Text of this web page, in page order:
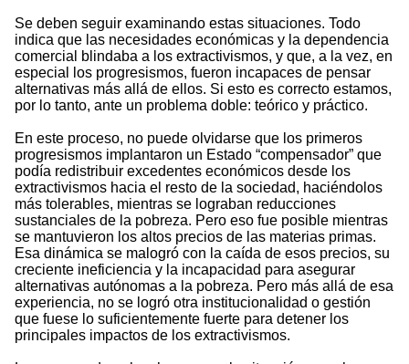
Se deben seguir examinando estas situaciones. Todo
indica que las necesidades económicas y la dependencia
comercial blindaba a los extractivismos, y que, a la vez, en
especial los progresismos, fueron incapaces de pensar
alternativas más allá de ellos. Si esto es correcto estamos,
por lo tanto, ante un problema doble: teórico y práctico.
En este proceso, no puede olvidarse que los primeros
progresismos implantaron un Estado “compensador” que
podía redistribuir excedentes económicos desde los
extractivismos hacia el resto de la sociedad, haciéndolos
más tolerables, mientras se lograban reducciones
sustanciales de la pobreza. Pero eso fue posible mientras
se mantuvieron los altos precios de las materias primas.
Esa dinámica se malogró con la caída de esos precios, su
creciente ineficiencia y la incapacidad para asegurar
alternativas autónomas a la pobreza. Pero más allá de esa
experiencia, no se logró otra institucionalidad o gestión
que fuese lo suficientemente fuerte para detener los
principales impactos de los extractivismos.